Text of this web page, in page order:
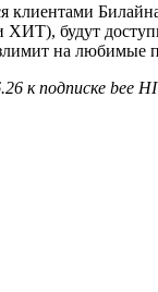
будут
на любимые
к подписке bee